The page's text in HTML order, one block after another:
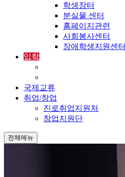
학생장터
분실물 센터
홈페이지관련
사회봉사센터
장애학생지원센터
입학
국제교류
취업/창업
진로취업지원처
창업지원단
전체메뉴